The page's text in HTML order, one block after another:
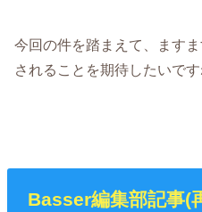
今回の件を踏まえて、ます
されることを期待したいです
Basser編集部記事(